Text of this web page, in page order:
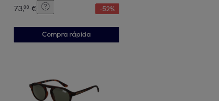
73,00 € -52%
Compra rápida